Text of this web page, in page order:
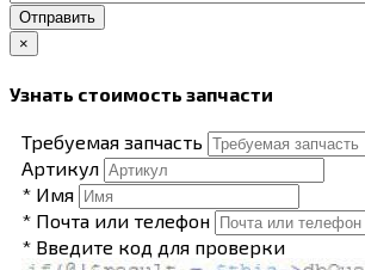
Отправить
×
Узнать стоимость запчасти
Требуемая запчасть
Артикул
* Имя
* Почта или телефон
* Введите код для проверки